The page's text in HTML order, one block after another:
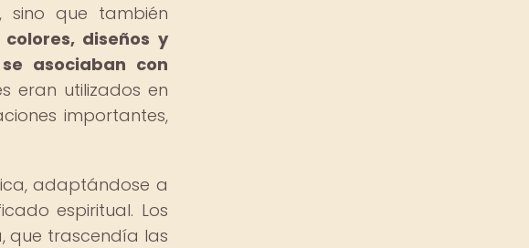
sino que también
colores, diseños y
asociaban con
eran utilizados en
importantes,
adaptándose a
espiritual. Los
que trascendía las